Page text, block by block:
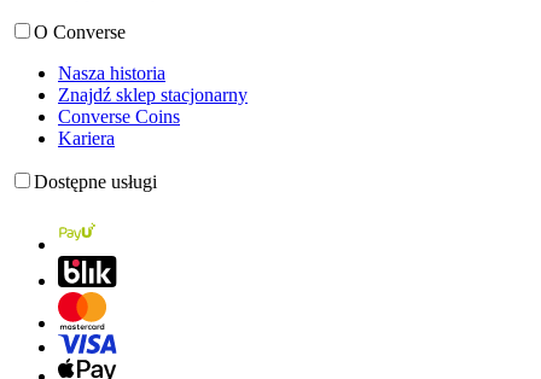
O Converse
Nasza historia
Znajdź sklep stacjonarny
Converse Coins
Kariera
Dostępne usługi